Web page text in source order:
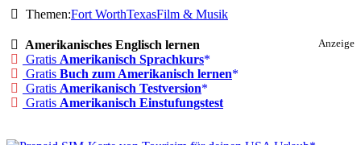
Themen:Fort WorthTexasFilm & Musik
Anzeige
Amerikanisches Englisch lernen
Gratis Amerikanisch Sprachkurs
Gratis Buch zum Amerikanisch lernen
Gratis Amerikanisch Testversion
Gratis Amerikanisch Einstufungstest